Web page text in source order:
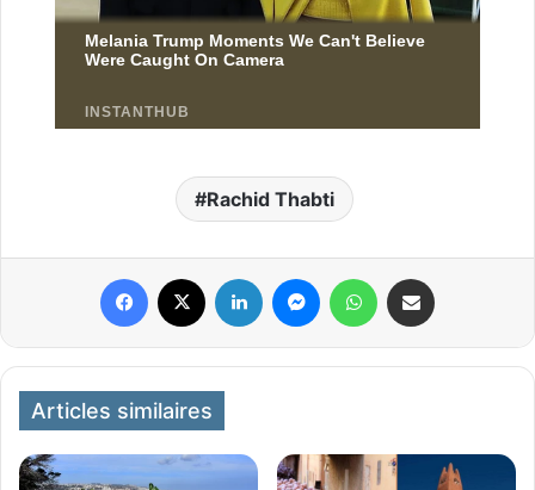
Rachid Thabti
Articles similaires